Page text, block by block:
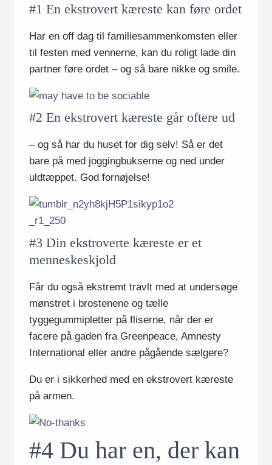
#1 En ekstrovert kæreste kan føre ordet
Har en off dag til familiesammenkomsten eller
til festen med vennerne, kan du roligt lade din
partner føre ordet – og så bare nikke og smile.
#2 En ekstrovert kæreste går oftere ud
– og så har du huset for dig selv! Så er det
bare på med joggingbukserne og ned under
uldtæppet. God fornøjelse!
#3 Din ekstroverte kæreste er et
menneskeskjold
Får du også ekstremt travlt med at undersøge
mønstret i brostenene og tælle
tyggegummipletter på fliserne, når der er
facere på gaden fra Greenpeace, Amnesty
International eller andre pågående sælgere?
Du er i sikkerhed med en ekstrovert kæreste
på armen.
#4 Du har en, der kan